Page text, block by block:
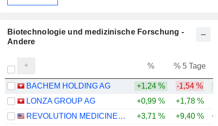
Biotechnologie und medizinische Forschung -
Andere
% % 5 Tage
BACHEM HOLDING AG +1,24 % -1,54 %
LONZA GROUP AG
+0,99 % +1,78 %
REVOLUTION MEDICINES, INC.
+3,71 % +9,40 %